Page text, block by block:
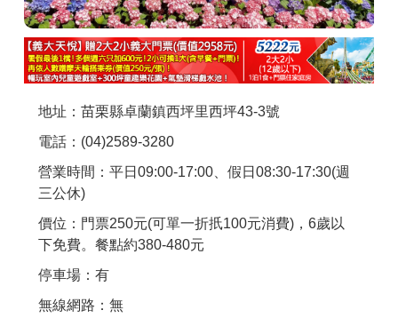
APP下載
地址：苗栗縣卓蘭鎮西坪里西坪43-3號
電話：(04)2589-3280
營業時間：平日09:00-17:00、假日08:30-17:30(週
三公休)
價位：門票250元(可單一折扺100元消費)，6歲以
下免費。餐點約380-480元
停車場：有
無線網路：無